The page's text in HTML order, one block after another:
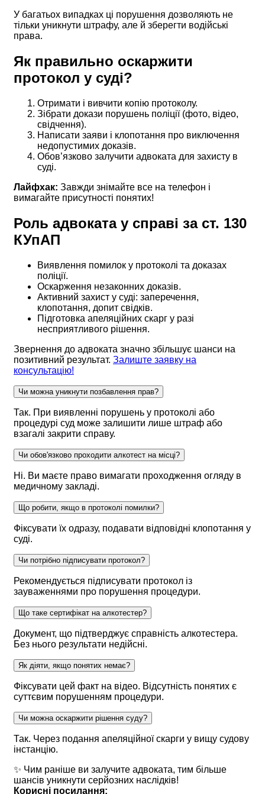
У багатьох випадках ці порушення дозволяють не
тільки уникнути штрафу, але й зберегти водійські
права.
Як правильно оскаржити
протокол у суді?
Отримати і вивчити копію протоколу.
Зібрати докази порушень поліції (фото, відео,
свідчення).
Написати заяви і клопотання про виключення
недопустимих доказів.
Обов’язково залучити адвоката для захисту в
суді.
Лайфхак: Завжди знімайте все на телефон і
вимагайте присутності понятих!
Роль адвоката у справі за ст. 130
КУпАП
Виявлення помилок у протоколі та доказах
поліції.
Оскарження незаконних доказів.
Активний захист у суді: заперечення,
клопотання, допит свідків.
Підготовка апеляційних скарг у разі
несприятливого рішення.
Звернення до адвоката значно збільшує шанси на
позитивний результат. Залиште заявку на
консультацію!
Чи можна уникнути позбавлення прав?
Так. При виявленні порушень у протоколі або
процедурі суд може залишити лише штраф або
взагалі закрити справу.
Чи обов'язково проходити алкотест на місці?
Ні. Ви маєте право вимагати проходження огляду в
медичному закладі.
Що робити, якщо в протоколі помилки?
Фіксувати їх одразу, подавати відповідні клопотання у
суді.
Чи потрібно підписувати протокол?
Рекомендується підписувати протокол із
зауваженнями про порушення процедури.
Що таке сертифікат на алкотестер?
Документ, що підтверджує справність алкотестера.
Без нього результати недійсні.
Як діяти, якщо понятих немає?
Фіксувати цей факт на відео. Відсутність понятих є
суттєвим порушенням процедури.
Чи можна оскаржити рішення суду?
Так. Через подання апеляційної скарги у вищу судову
інстанцію.
✨ Чим раніше ви залучите адвоката, тим більше
шансів уникнути серйозних наслідків!
Корисні посилання: